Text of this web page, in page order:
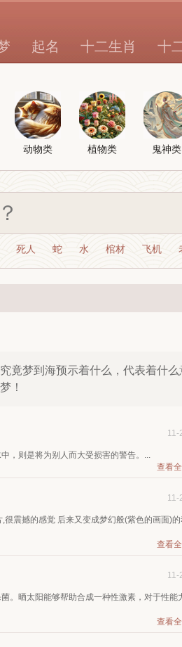
起名 十二生肖 十
动物类 植物类 鬼神类
死人 蛇 水 棺材 飞机
竟梦到海预示着什么，代表着什么
！
11-
，则是将为别人而大受损害的警告。...
查看
11-
震撼的感觉 后来又变成梦幻般(紫色的画面)的
查看
11-
。晒太阳能够帮助合成一种性激素，对于性能
查看